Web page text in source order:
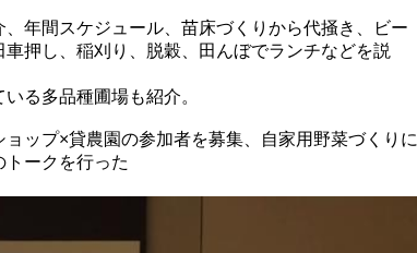
年間スケジュール、苗床づくりから代掻き、ビー
押し、稲刈り、脱穀、田んぼでランチなどを説
る多品種圃場も紹介。
ップ×貸農園の参加者を募集、自家用野菜づくりに
ークを行った